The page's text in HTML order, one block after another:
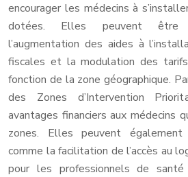
encourager les médecins à
dotées. Elles peuvent être
l’augmentation des aides à
fiscales et la modulation des
fonction de la zone géographique.
des Zones d’Intervention
avantages financiers aux médecins
zones. Elles peuvent également
comme la facilitation de l’accès au
pour les professionnels de